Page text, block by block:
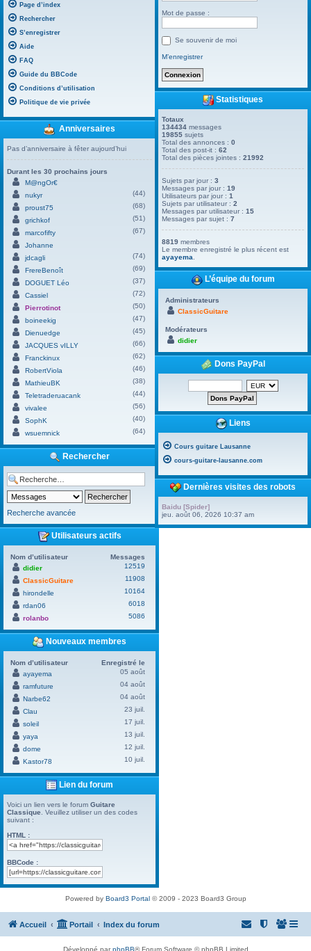
Page d’index
Rechercher
S’enregistrer
Aide
FAQ
Guide du BBCode
Conditions d’utilisation
Politique de vie privée
Anniversaires
Pas d’anniversaire à fêter aujourd’hui
Durant les 30 prochains jours
M@ngOr€
nukyr
(44)
proust75
(68)
grichkof
(51)
marcofifty
(67)
Johanne
jdcagli
(74)
FrereBenoît
(69)
DOGUET Léo
(37)
Cassiel
(72)
Pierrotinot
(50)
boineekig
(47)
Dienuedge
(45)
JACQUES vILLY
(66)
Franckinux
(62)
RobertViola
(46)
MathieuBK
(38)
Teletraderuacank
(44)
vivalee
(56)
SophK
(40)
wsuemnick
(64)
Rechercher
Recherche avancée
Utilisateurs actifs
Nom d’utilisateur
Messages
didier
12519
ClassicGuitare
11908
hirondelle
10164
rdan06
6018
rolanbo
5086
Nouveaux membres
Nom d’utilisateur
Enregistré le
ayayema
05 août
ramfuture
04 août
Narbe62
04 août
Clau
23 juil.
soleil
17 juil.
yaya
13 juil.
dome
12 juil.
Kastor78
10 juil.
Lien du forum
Voici un lien vers le forum Guitare
Classique . Veuillez utiliser un des codes
suivant :
HTML :
BBCode :
Mot de passe :
Se souvenir de moi
M’enregistrer
Statistiques
Totaux
134434 messages
19855 sujets
Total des annonces :0
Total des post-it :62
Total des pièces jointes :21992
Sujets par jour :3
Messages par jour :19
Utilisateurs par jour :1
Sujets par utilisateur :2
Messages par utilisateur :15
Messages par sujet :7
8819 membres
Le membre enregistré le plus récent est
ayayema
L’équipe du forum
Administrateurs
ClassicGuitare
Modérateurs
didier
Dons PayPal
Liens
Cours guitare Lausanne
cours-guitare-lausanne.com
Dernières visites des robots
Baidu [Spider]
jeu. août 06, 2026 10:37 am
Powered by Board3 Portal© 2009 - 2023 Board3 Group
Accueil Portail Index du forum
Développé parphpBB® Forum Software © phpBB Limited